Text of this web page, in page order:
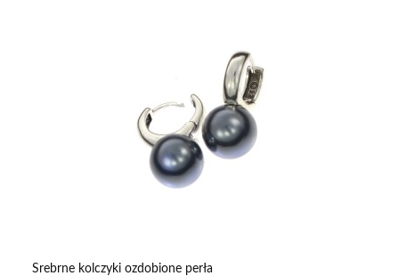
Srebrne kolczyki ozdobione perła